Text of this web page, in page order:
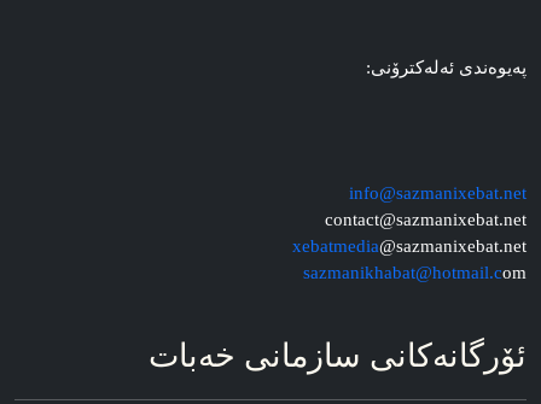
په‌یوه‌ندی ئه‌له‌کترۆنی:
info@sazmanixebat.net
contact@sazmanixebat.net
xebatmedia@sazmanixebat.net
sazmanikhabat@hotmail.com
ئۆرگانه‌کانی سازمانی خه‌بات